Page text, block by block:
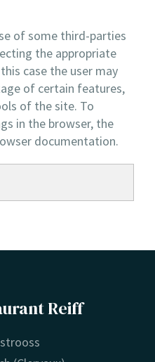
of some third-parties
the appropriate
case the user may
of certain features,
of the site. To
in the browser, the
documentation.
Reiff